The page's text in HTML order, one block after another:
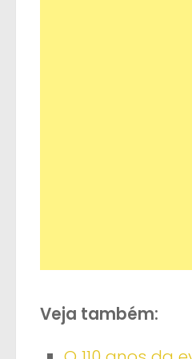
Veja também: